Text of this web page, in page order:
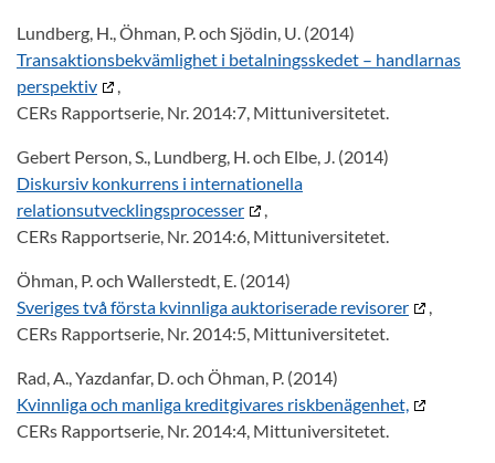
Lundberg, H., Öhman, P. och Sjödin, U. (2014)
Transaktionsbekvämlighet i betalningsskedet – handlarnas
perspektiv
,
CERs Rapportserie, Nr. 2014:7, Mittuniversitetet.
Gebert Person, S., Lundberg, H. och Elbe, J. (2014)
Diskursiv konkurrens i internationella
relationsutvecklingsprocesser
,
CERs Rapportserie, Nr. 2014:6, Mittuniversitetet.
Öhman, P. och Wallerstedt, E. (2014)
Sveriges två första kvinnliga auktoriserade revisorer
,
CERs Rapportserie, Nr. 2014:5, Mittuniversitetet.
Rad, A., Yazdanfar, D. och Öhman, P. (2014)
Kvinnliga och manliga kreditgivares riskbenägenhet,
CERs Rapportserie, Nr. 2014:4, Mittuniversitetet.